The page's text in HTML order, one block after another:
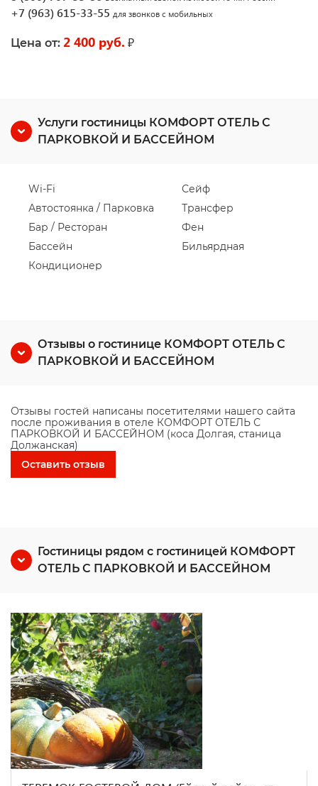
+7 (963) 615-33-55 для звонков с мобильных
Цена от: 2 400 руб. ₽
Услуги гостиницы КОМФОРТ ОТЕЛЬ С
ПАРКОВКОЙ И БАССЕЙНОМ
Wi-Fi
Автостоянка / Парковка
Бар / Ресторан
Бассейн
Кондиционер
Сейф
Трансфер
Фен
Бильярдная
Отзывы о гостинице КОМФОРТ ОТЕЛЬ С
ПАРКОВКОЙ И БАССЕЙНОМ
Отзывы гостей написаны посетителями нашего сайта
после проживания в отеле КОМФОРТ ОТЕЛЬ С
ПАРКОВКОЙ И БАССЕЙНОМ (коса Долгая, станица
Должанская)
Оставить отзыв
Гостиницы рядом с гостиницей КОМФОРТ
ОТЕЛЬ С ПАРКОВКОЙ И БАССЕЙНОМ